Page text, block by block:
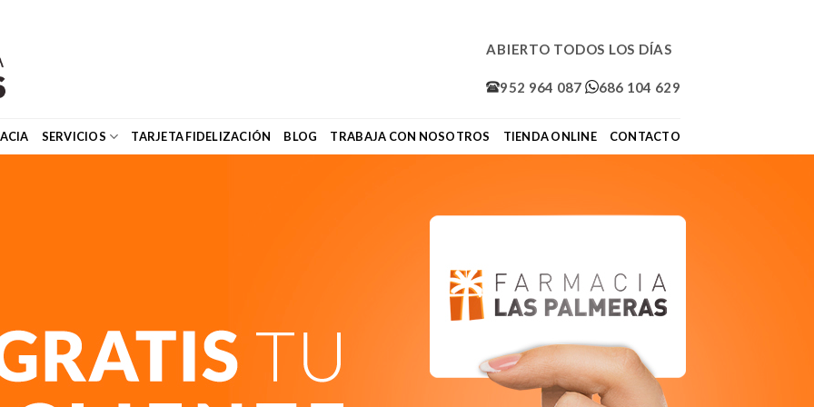
ABIERTO TODOS LOS DÍAS
952 964 087 686 104 629
SERVICIOS TARJETA FIDELIZACIÓN BLOG TRABAJA CON NOSOTROS TIENDA ONLINE CONTACTO